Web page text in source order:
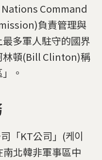
Command
負責管理與
多軍人駐守的國界
林頓(Bill Clinton)稱
。
「KT公司」(케이
南北韓非軍事區中